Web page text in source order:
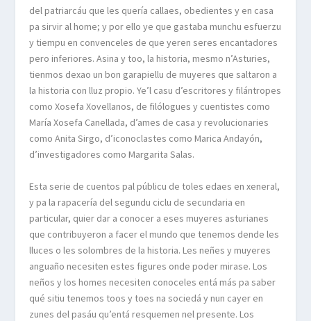
del patriarcáu que les quería callaes, obedientes y en casa
pa sirvir al home; y por ello ye que gastaba munchu esfuerzu
y tiempu en convenceles de que yeren seres encantadores
pero inferiores. Asina y too, la historia, mesmo n’Asturies,
tienmos dexao un bon garapiellu de muyeres que saltaron a
la historia con lluz propio. Ye’l casu d’escritores y filántropes
como Xosefa Xovellanos, de filólogues y cuentistes como
María Xosefa Canellada, d’ames de casa y revolucionaries
como Anita Sirgo, d’iconoclastes como Marica Andayón,
d’investigadores como Margarita Salas.
Esta serie de cuentos pal públicu de toles edaes en xeneral,
y pa la rapacería del segundu ciclu de secundaria en
particular, quier dar a conocer a eses muyeres asturianes
que contribuyeron a facer el mundo que tenemos dende les
lluces o les solombres de la historia. Les neñes y muyeres
anguaño necesiten estes figures onde poder mirase. Los
neños y los homes necesiten conoceles entá más pa saber
qué sitiu tenemos toos y toes na sociedá y nun cayer en
zunes del pasáu qu’entá resquemen nel presente. Los